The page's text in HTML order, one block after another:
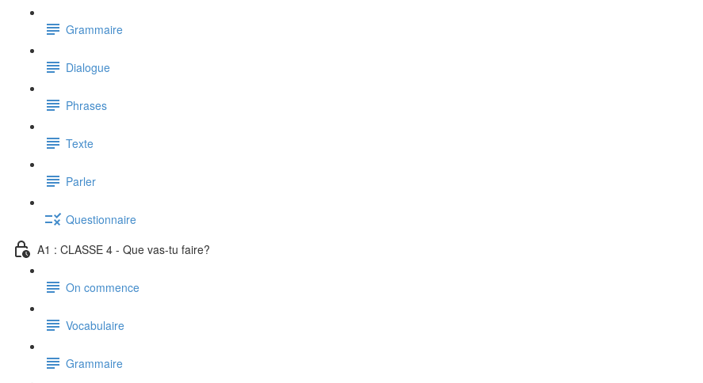
Grammaire
Dialogue
Phrases
Texte
Parler
Questionnaire
A1 : CLASSE 4 - Que vas-tu faire?
On commence
Vocabulaire
Grammaire